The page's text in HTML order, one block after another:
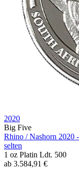
2020
Big Five
Rhino / Nashorn 2020
selten
1 oz Platin Ldt. 500
ab 3.584,91 €